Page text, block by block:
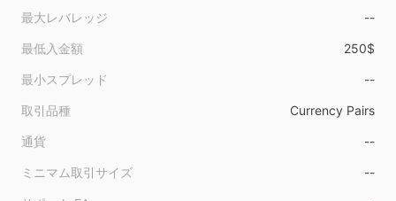
最大レバレッジ --
最低入金額 250$
最小スプレッド --
取引品種 Currency Pairs
通貨 --
ミニマム取引サイズ --